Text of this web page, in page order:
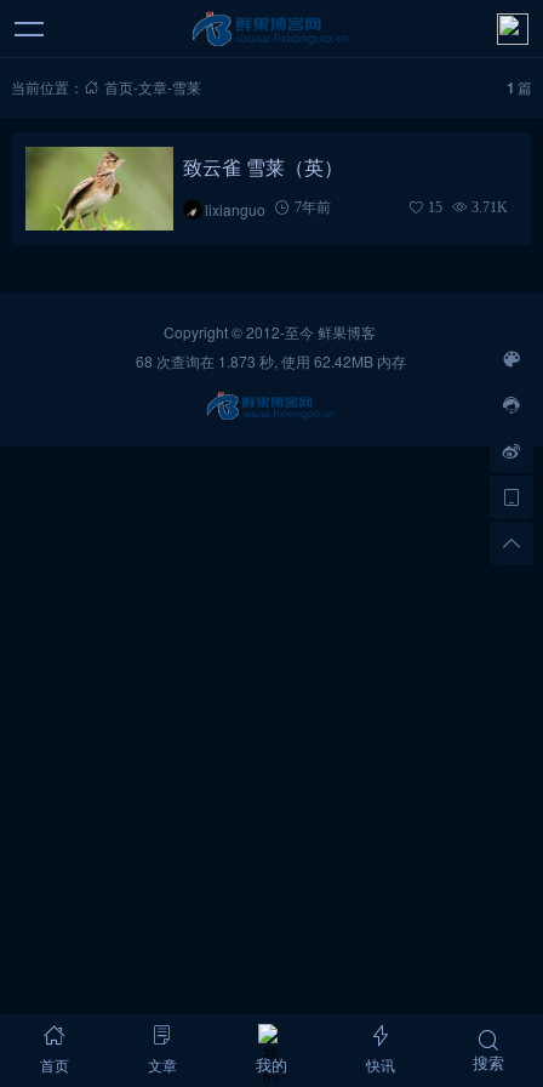
当前位置： 首页-文章-雪莱 1 篇
致云雀 雪莱（英）
lixianguo 7年前 15 3.71K
Copyright © 2012-至今 鲜果博客
68 次查询在 1.873 秒, 使用 62.42MB 内存
首页 文章 我的 快讯 搜索